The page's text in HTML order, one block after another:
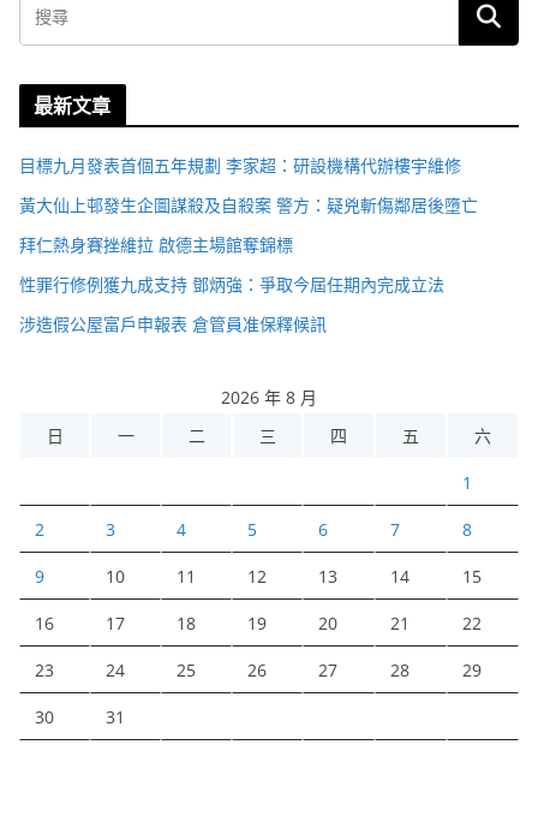
最新文章
目標九月發表首個五年規劃 李家超：研設機構代辦樓宇維修
黃大仙上邨發生企圖謀殺及自殺案 警方：疑兇斬傷鄰居後墮亡
拜仁熱身賽挫維拉 啟德主場館奪錦標
性罪行修例獲九成支持 鄧炳強：爭取今屆任期內完成立法
涉造假公屋富戶申報表 倉管員准保釋候訊
2026 年 8 月
日
一 二 三 四 五 六
1
2 3 4 5 6 7 8
9 10 11 12 13 14 15
16 17 18 19 20 21 22
23 24 25 26 27 28 29
30 31